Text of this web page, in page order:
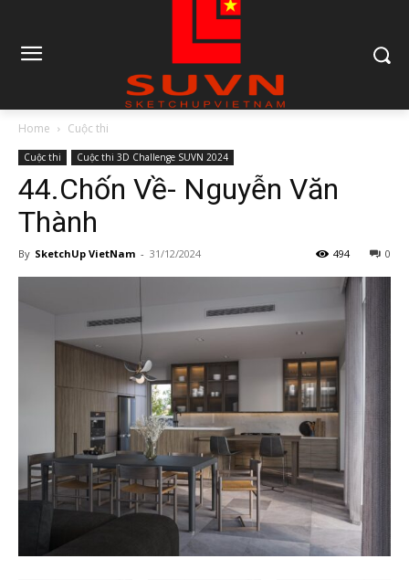
Home Cuộc thi
Cuộc thi Cuộc thi 3D Challenge SUVN 2024
44.Chốn Về- Nguyễn Văn
Thành
By SketchUp VietNam - 31/12/2024 0
494